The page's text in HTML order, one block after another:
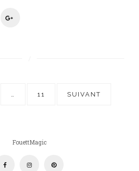
… 11 SUIVANT
FouettMagic